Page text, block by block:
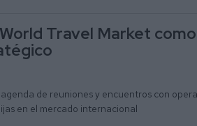
Travel Market
de reuniones y encuentros con
en el mercado internacional